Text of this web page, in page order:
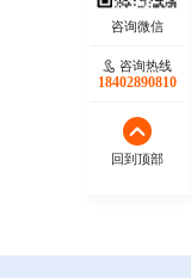
咨询热线
18402890810
回到顶部